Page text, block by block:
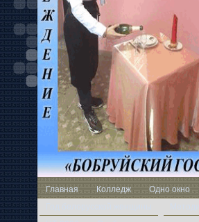
Главная Колледж Одно окно